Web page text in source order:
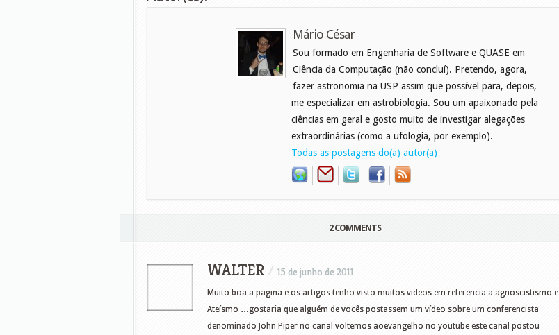
Mário César
Sou formado em Engenharia de Software e QUASE em
Ciência da Computação (não concluí). Pretendo, agora,
fazer astronomia na USP assim que possível para, depois,
me especializar em astrobiologia. Sou um apaixonado pela
ciências em geral e gosto muito de investigar alegações
extraordinárias (como a ufologia, por exemplo).
Todas as postagens do(a) autor(a)
2 COMMENTS
WALTER / 15 de junho de 2011
Muito boa a pagina e os artigos tenho visto muitos videos em referencia a agnoscistismo e
Ateísmo …gostaria que alguém de vocês postassem um vídeo sobre um conferencista
denominado John Piper no canal voltemos aoevangelho no youtube este canal postou